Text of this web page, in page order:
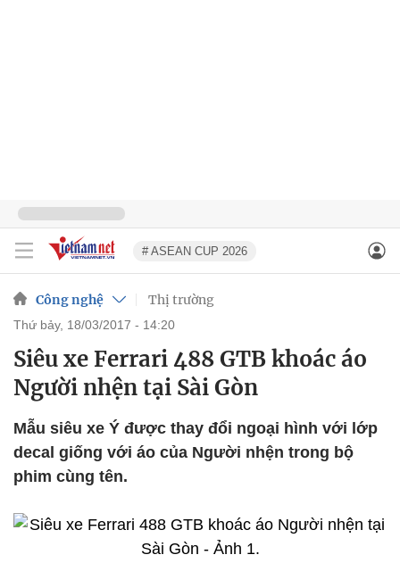
# ASEAN CUP 2026
Công nghệ Thị trường
thứ bảy, 18/03/2017 - 14:20
Siêu xe Ferrari 488 GTB khoác áo
Người nhện tại Sài Gòn
Mẫu siêu xe Ý được thay đổi ngoại hình với lớp
decal giống với áo của Người nhện trong bộ
phim cùng tên.